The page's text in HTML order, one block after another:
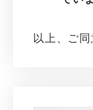
以上、ご同